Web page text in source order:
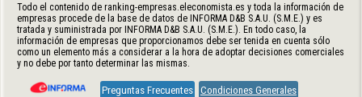
Todo el contenido de ranking-empresas.eleconomista.es y toda la información de
empresas procede de la base de datos de INFORMA D&B S.A.U. (S.M.E.) y es
tratada y suministrada por INFORMA D&B S.A.U. (S.M.E.). En todo caso, la
información de empresas que proporcionamos debe ser tenida en cuenta sólo
como un elemento más a considerar a la hora de adoptar decisiones comerciales
y no debe por tanto determinar las mismas.
Preguntas Frecuentes Condiciones Generales